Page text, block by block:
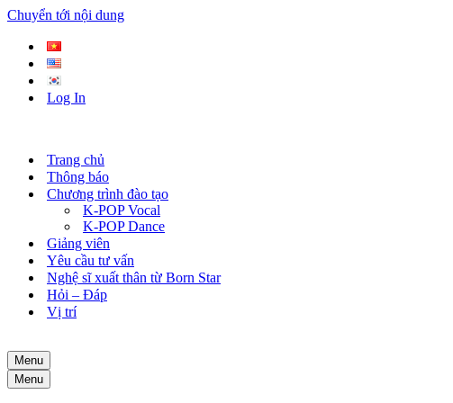
Chuyển tới nội dung
Log In
Trang chủ
Thông báo
Chương trình đào tạo
K-POP Vocal
K-POP Dance
Giảng viên
Yêu cầu tư vấn
Nghệ sĩ xuất thân từ Born Star
Hỏi – Đáp
Vị trí
Menu
Menu